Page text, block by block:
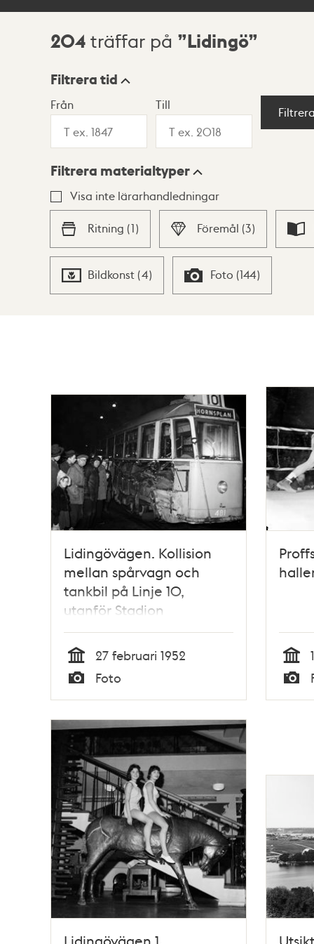
Sökresultat
204 träffar på Lidingö
Visningsläge
Lista Karta
Filtrera tid
Från Till
Filtrera materialtyper
Visa inte lärarhandledningar
Ritning (1) Föremål (3)
Bildkonst (4) Foto (144)
Lidingövägen. Kollision
mellan spårvagn och
tankbil på Linje 10,
utanför Stadion
Tid
27 februari 1952
Typ
Foto Tid
Typ